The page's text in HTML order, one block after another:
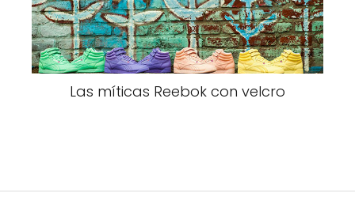
Las míticas Reebok con velcro